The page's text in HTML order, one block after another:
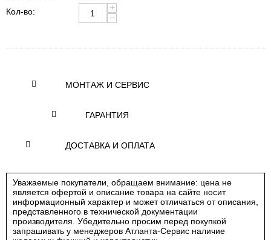
Кол-во:
+
−
МОНТАЖ И СЕРВИС
ГАРАНТИЯ
ДОСТАВКА И ОПЛАТА
Уважаемые покупатели, обращаем внимание: цена не
является офертой и описание товара на сайте носит
информационный характер и может отличаться от описания,
представленного в технической документации
производителя. Убедительно просим перед покупкой
запрашивать у менеджеров Атланта-Сервис наличие